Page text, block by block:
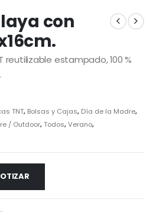
con
reutilizable estampado, 100 %
TNT, Bolsas y Cajas, Día de la Madre,
/ Outdoor,Todos,Verano,